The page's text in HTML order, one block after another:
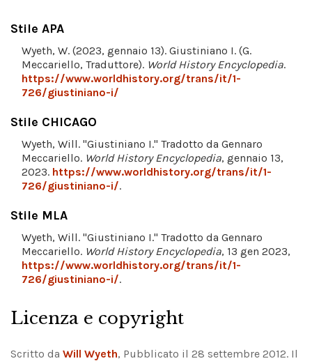
Stile APA
Wyeth, W. (2023, gennaio 13). Giustiniano I. (G.
Meccariello, Traduttore). World History Encyclopedia.
https://www.worldhistory.org/trans/it/1-
726/giustiniano-i/
Stile CHICAGO
Wyeth, Will. "Giustiniano I." Tradotto da Gennaro
Meccariello. World History Encyclopedia, gennaio 13,
2023. https://www.worldhistory.org/trans/it/1-
726/giustiniano-i/.
Stile MLA
Wyeth, Will. "Giustiniano I." Tradotto da Gennaro
Meccariello. World History Encyclopedia, 13 gen 2023,
https://www.worldhistory.org/trans/it/1-
726/giustiniano-i/.
Licenza e copyright
Scritto da Will Wyeth, Pubblicato il 28 settembre 2012. Il